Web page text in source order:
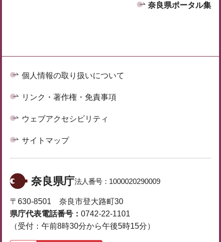
奈良県ポータル集
個人情報の取り扱いについて
リンク・著作権・免責事項
ウェブアクセシビリティ
サイトマップ
奈良県庁法人番号： 1000020290009
〒630-8501 奈良市登大路町30
県庁代表電話番号： 0742-22-1101
（受付：午前8時30分から午後5時15分）